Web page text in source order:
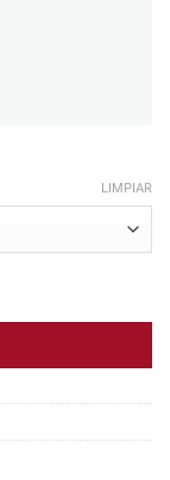
LIMPIAR